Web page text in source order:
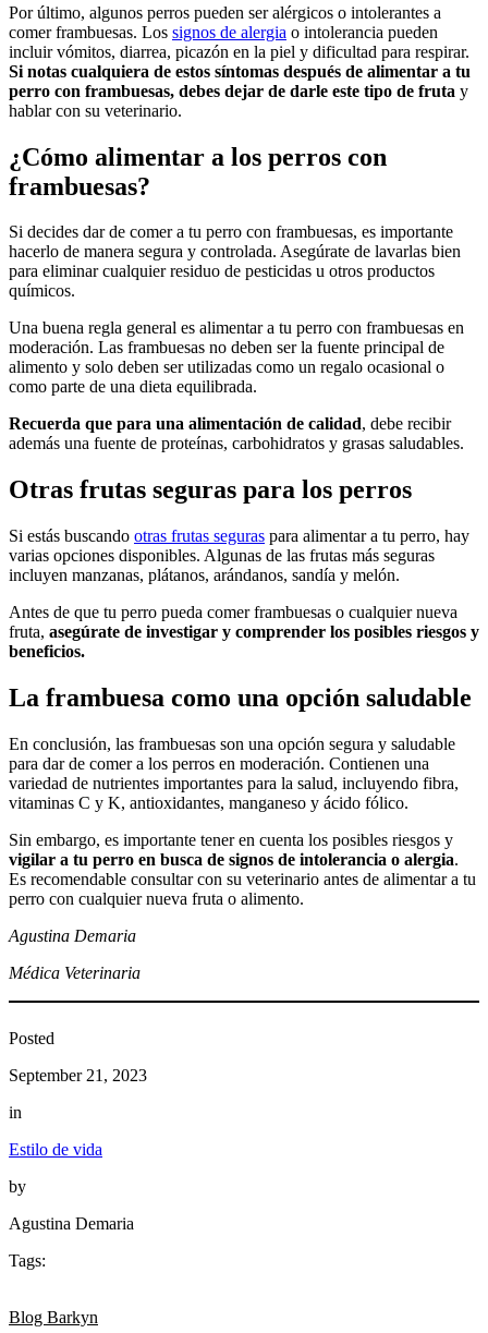
Por último, algunos perros pueden ser alérgicos o intolerantes a
comer frambuesas. Los signos de alergia o intolerancia pueden
incluir vómitos, diarrea, picazón en la piel y dificultad para respirar.
Si notas cualquiera de estos síntomas después de alimentar a tu
perro con frambuesas, debes dejar de darle este tipo de fruta y
hablar con su veterinario.
¿Cómo alimentar a los perros con
frambuesas?
Si decides dar de comer a tu perro con frambuesas, es importante
hacerlo de manera segura y controlada. Asegúrate de lavarlas bien
para eliminar cualquier residuo de pesticidas u otros productos
químicos.
Una buena regla general es alimentar a tu perro con frambuesas en
moderación. Las frambuesas no deben ser la fuente principal de
alimento y solo deben ser utilizadas como un regalo ocasional o
como parte de una dieta equilibrada.
Recuerda que para una alimentación de calidad, debe recibir
además una fuente de proteínas, carbohidratos y grasas saludables.
Otras frutas seguras para los perros
Si estás buscando otras frutas seguras para alimentar a tu perro, hay
varias opciones disponibles. Algunas de las frutas más seguras
incluyen manzanas, plátanos, arándanos, sandía y melón.
Antes de que tu perro pueda comer frambuesas o cualquier nueva
fruta, asegúrate de investigar y comprender los posibles riesgos y
beneficios.
La frambuesa como una opción saludable
En conclusión, las frambuesas son una opción segura y saludable
para dar de comer a los perros en moderación. Contienen una
variedad de nutrientes importantes para la salud, incluyendo fibra,
vitaminas C y K, antioxidantes, manganeso y ácido fólico.
Sin embargo, es importante tener en cuenta los posibles riesgos y
vigilar a tu perro en busca de signos de intolerancia o alergia.
Es recomendable consultar con su veterinario antes de alimentar a tu
perro con cualquier nueva fruta o alimento.
Agustina Demaria
Médica Veterinaria
Posted
September 21, 2023
in
Estilo de vida
by
Agustina Demaria
Tags:
Blog Barkyn